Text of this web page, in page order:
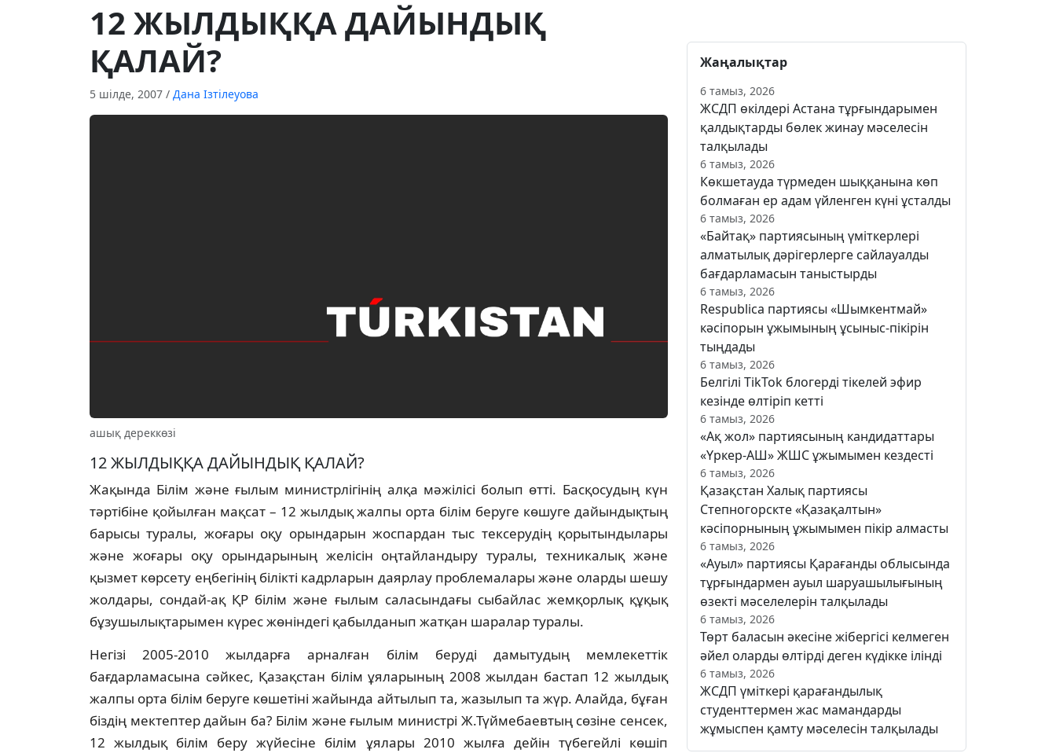
12 ЖЫЛДЫҚҚА ДАЙЫНДЫҚ
ҚАЛАЙ?
5 шілде, 2007 / Дана Ізтілеуова
ашық дереккөзі
12 ЖЫЛДЫҚҚА ДАЙЫНДЫҚ ҚАЛАЙ?
Жақында Бiлiм және ғылым министрлiгiнiң алқа мәжiлiсi болып өттi. Басқосудың күн
тәртiбiне қойылған мақсат – 12 жылдық жалпы орта бiлiм беруге көшуге дайындықтың
барысы туралы, жоғары оқу орындарын жоспардан тыс тексерудiң қорытындылары
және жоғары оқу орындарының желiсiн оңтайландыру туралы, техникалық және
қызмет көрсету еңбегiнiң бiлiктi кадрларын даярлау проблемалары және оларды шешу
жолдары, сондай-ақ ҚР бiлiм және ғылым саласындағы сыбайлас жемқорлық құқық
бұзушылықтарымен күрес жөнiндегi қабылданып жатқан шаралар туралы.
Негiзi 2005-2010 жылдарға арналған бiлiм берудi дамытудың мемлекеттiк
бағдарламасына сәйкес, Қазақстан бiлiм ұяларының 2008 жылдан бастап 12 жылдық
жалпы орта бiлiм беруге көшетiнi жайында айтылып та, жазылып та жүр. Алайда, бұған
бiздiң мектептер дайын ба? Бiлiм және ғылым министрi Ж.Түймебаевтың сөзiне сенсек,
12 жылдық бiлiм беру жүйесiне бiлiм ұялары 2010 жылға дейiн түбегейлi көшiп
Жаңалықтар
6 тамыз, 2026
ЖСДП өкілдері Астана тұрғындарымен
қалдықтарды бөлек жинау мәселесін
талқылады
6 тамыз, 2026
Көкшетауда түрмеден шыққанына көп
болмаған ер адам үйленген күні ұсталды
6 тамыз, 2026
«Байтақ» партиясының үміткерлері
алматылық дәрігерлерге сайлауалды
бағдарламасын таныстырды
6 тамыз, 2026
Respublica партиясы «Шымкентмай»
кәсіпорын ұжымының ұсыныс-пікірін
тыңдады
6 тамыз, 2026
Белгілі TikTok блогерді тікелей эфир
кезінде өлтіріп кетті
6 тамыз, 2026
«Ақ жол» партиясының кандидаттары
«Үркер-АШ» ЖШС ұжымымен кездесті
6 тамыз, 2026
Қазақстан Халық партиясы
Степногорскте «Қазақалтын»
кәсіпорнының ұжымымен пікір алмасты
6 тамыз, 2026
«Ауыл» партиясы Қарағанды облысында
тұрғындармен ауыл шаруашылығының
өзекті мәселелерін талқылады
6 тамыз, 2026
Төрт баласын әкесіне жібергісі келмеген
әйел оларды өлтірді деген күдікке ілінді
6 тамыз, 2026
ЖСДП үміткері қарағандылық
студенттермен жас мамандарды
жұмыспен қамту мәселесін талқылады